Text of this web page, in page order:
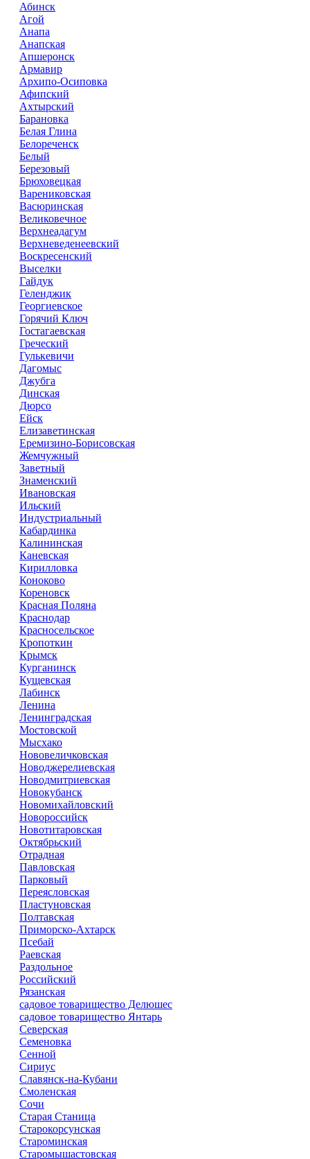
Абинск
Агой
Анапа
Анапская
Апшеронск
Армавир
Архипо-Осиповка
Афипский
Ахтырский
Барановка
Белая Глина
Белореченск
Белый
Березовый
Брюховецкая
Варениковская
Васюринская
Великовечное
Верхнеадагум
Верхневеденеевский
Воскресенский
Выселки
Гайдук
Геленджик
Георгиевское
Горячий Ключ
Гостагаевская
Греческий
Гулькевичи
Дагомыс
Джубга
Динская
Дюрсо
Ейск
Елизаветинская
Еремизино-Борисовская
Жемчужный
Заветный
Знаменский
Ивановская
Ильский
Индустриальный
Кабардинка
Калининская
Каневская
Кирилловка
Коноково
Кореновск
Красная Поляна
Краснодар
Красносельское
Кропоткин
Крымск
Курганинск
Кущевская
Лабинск
Ленина
Ленинградская
Мостовской
Мысхако
Нововеличковская
Новоджерелиевская
Новодмитриевская
Новокубанск
Новомихайловский
Новороссийск
Новотитаровская
Октябрьский
Отрадная
Павловская
Парковый
Переясловская
Пластуновская
Полтавская
Приморско-Ахтарск
Псебай
Раевская
Раздольное
Российский
Рязанская
садовое товарищество Делюшес
садовое товарищество Янтарь
Северская
Семеновка
Сенной
Сириус
Славянск-на-Кубани
Смоленская
Сочи
Старая Станица
Старокорсунская
Староминская
Старомышастовская